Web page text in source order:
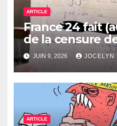
ARTICLE
France 24 fait
de la censure
Bolloré
JUIN 9, 2026 JOCELYN
ARTICLE